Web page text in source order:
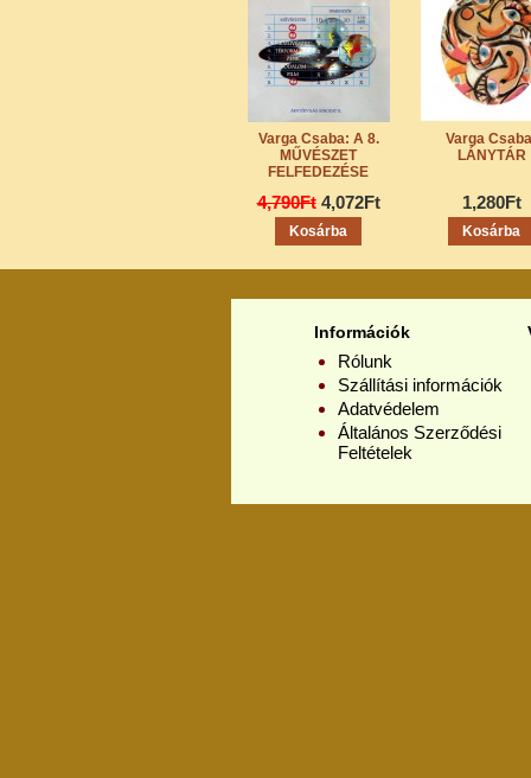
Varga Csaba: A 8.
MŰVÉSZET
FELFEDEZÉSE
4,790Ft 4,072Ft
Varga
LÁNYTÁR
1,280Ft
Információk
Rólunk
Szállítási információk
Adatvédelem
Általános Szerződési
Feltételek